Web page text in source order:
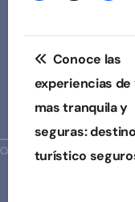
de
entradas
Conoce las
experiencias de
mas tranquila y
seguras: destino
turístico